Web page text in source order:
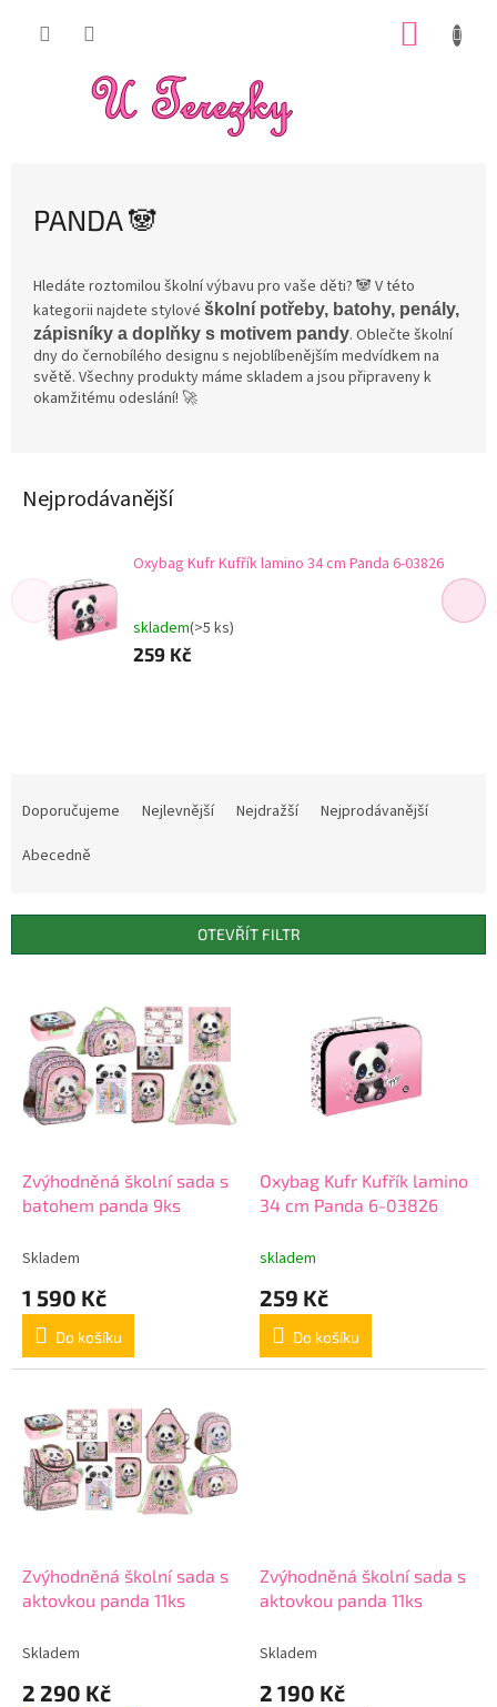
PANDA 🐼
Hledáte roztomilou školní výbavu pro vaše děti? 🐼 V této
kategorii najdete stylové školní potřeby, batohy, penály,
zápisníky a doplňky s motivem pandy. Oblečte školní
dny do černobílého designu s nejoblíbenějším medvídkem na
světě. Všechny produkty máme skladem a jsou připraveny k
okamžitému odeslání! 🚀
Nejprodávanější
Oxybag Kufr Kufřík lamino 34 cm Panda 6-03826
skladem(>5 ks)
259 Kč
r
Doporučujeme Nejlevnější Nejdražší
Nejprodávanější
Abecedně
OTEVŘÍT FILTR
Zvýhodněná školní sada s
batohem panda 9ks
Skladem
1 590 Kč
Do košíku
Oxybag Kufr Kufřík lamino
34 cm Panda 6-03826
skladem
259 Kč
Do košíku
Zvýhodněná školní sada s
aktovkou panda 11ks
Skladem
2 290 Kč
Zvýhodněná školní sada s
aktovkou panda 11ks
Skladem
2 190 Kč